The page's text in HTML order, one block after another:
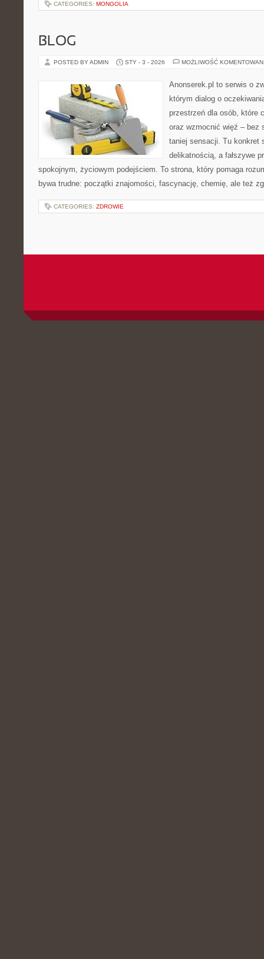
CATEGORIES: MONGOLIA
BLOG
POSTED BY ADMIN STY - 3 - 2026 MOŻLIWOŚĆ
Anonserek.pl to serwis o
którym dialog o
przestrzeń dla osób, które
oraz wzmocnić więź – bez
taniej sensacji. Tu konkret
delikatnością, a fałszywe
spokojnym, życiowym podejściem. To strona, który pomaga
bywa trudne: początki znajomości, fascynację, chemię, ale też
CATEGORIES: ZDROWIE